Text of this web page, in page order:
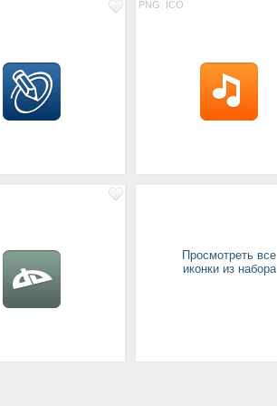
PNG ICO
Просмотреть все
иконки из набора